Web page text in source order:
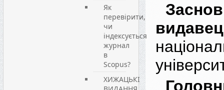
Як
перевірити,
чи
індексується
журнал
в
Scopus?
ХИЖАЦЬКІ